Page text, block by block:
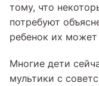
тому, что
потребуют
ребенок их может
Многие дети
мультики с